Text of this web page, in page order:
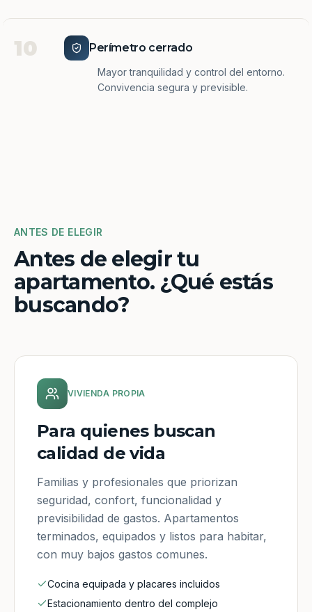
10 Perímetro cerrado
Mayor tranquilidad y control del entorno.
Convivencia segura y previsible.
ANTES DE ELEGIR
Antes de elegir tu
apartamento. ¿Qué estás
buscando?
VIVIENDA PROPIA
Para quienes buscan
calidad de vida
Familias y profesionales que priorizan
seguridad, confort, funcionalidad y
previsibilidad de gastos. Apartamentos
terminados, equipados y listos para habitar,
con muy bajos gastos comunes.
Cocina equipada y placares incluidos
Estacionamiento dentro del complejo